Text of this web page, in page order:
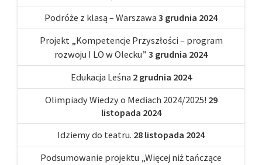
Podróże z klasą – Warszawa 3 grudnia 2024
Projekt „Kompetencje Przyszłości – program
rozwoju I LO w Olecku” 3 grudnia 2024
Edukacja Leśna 2 grudnia 2024
Olimpiady Wiedzy o Mediach 2024/2025! 29
listopada 2024
Idziemy do teatru. 28 listopada 2024
Podsumowanie projektu „Więcej niż tańczące